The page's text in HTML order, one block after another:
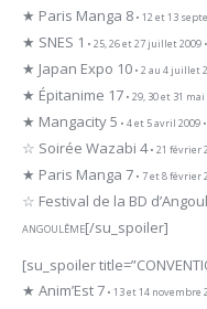
★ Paris Manga 8 • 12 et 13
★ SNES 1 • 25, 26 et 27 juillet 2009
★ Japan Expo 10 • 2 au 4 juillet
★ Épitanime 17 • 29, 30 et 31 mai
★ Mangacity 5 • 4 et 5 avril 2009 •
☆ Soirée Wazabi 4• 21 février
★ Paris Manga 7 • 7 et 8 février
☆ Festival de la BD
ANGOULÊME[/su_spoiler]
[su_spoiler
★ Anim’Est 7 • 13 et 14 novembre